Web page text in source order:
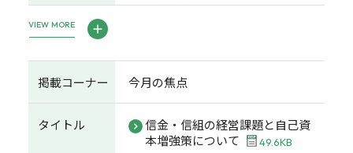
VIEW MORE
掲載コーナー 今月の焦点
タイトル
信金・信組の経営課題と自己資
本増強策について
49.6KB